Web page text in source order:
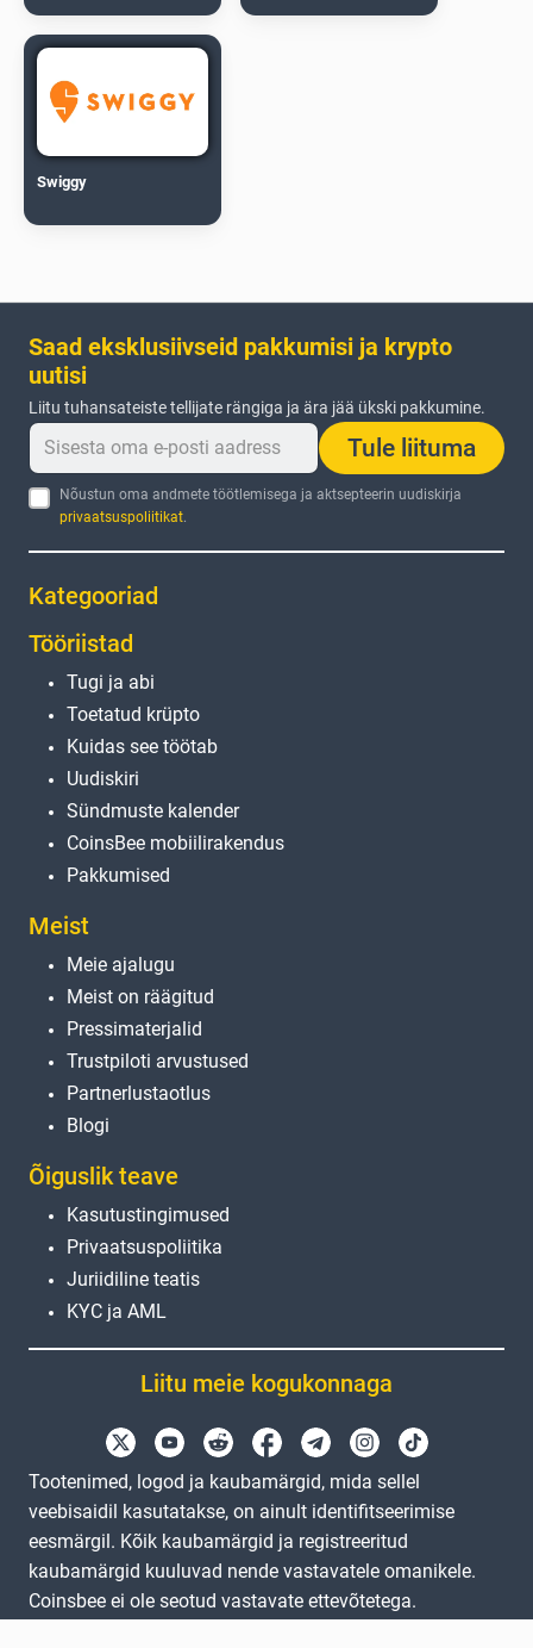
Swiggy
Saad eksklusiivseid pakkumisi ja krypto
uutisi
Liitu tuhansateiste tellijate rängiga ja ära jää ükski pakkumine.
Tule liituma
Nõustun oma andmete töötlemisega ja aktsepteerin uudiskirja
privaatsuspoliitikat.
Kategooriad
Tööriistad
Tugi ja abi
Toetatud krüpto
Kuidas see töötab
Uudiskiri
Sündmuste kalender
CoinsBee mobiilirakendus
Pakkumised
Meist
Meie ajalugu
Meist on räägitud
Pressimaterjalid
Trustpiloti arvustused
Partnerlustaotlus
Blogi
Õiguslik teave
Kasutustingimused
Privaatsuspoliitika
Juriidiline teatis
KYC ja AML
Liitu meie kogukonnaga
Tootenimed, logod ja kaubamärgid, mida sellel
veebisaidil kasutatakse, on ainult identifitseerimise
eesmärgil. Kõik kaubamärgid ja registreeritud
kaubamärgid kuuluvad nende vastavatele omanikele.
Coinsbee ei ole seotud vastavate ettevõtetega.